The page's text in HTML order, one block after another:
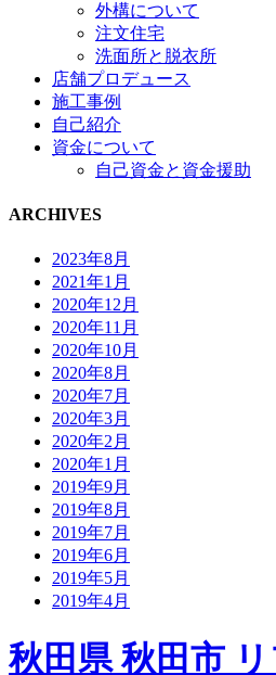
外構について
注文住宅
洗面所と脱衣所
店舗プロデュース
施工事例
自己紹介
資金について
自己資金と資金援助
ARCHIVES
2023年8月
2021年1月
2020年12月
2020年11月
2020年10月
2020年8月
2020年7月
2020年3月
2020年2月
2020年1月
2019年9月
2019年8月
2019年7月
2019年6月
2019年5月
2019年4月
秋田県 秋田市